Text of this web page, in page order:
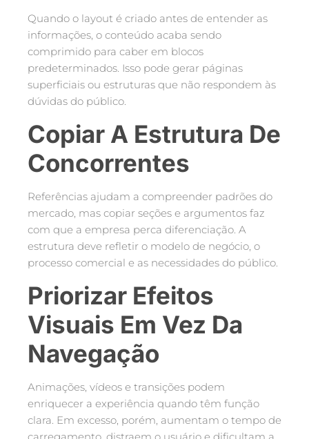
Quando o layout é criado antes de entender as
informações, o conteúdo acaba sendo
comprimido para caber em blocos
predeterminados. Isso pode gerar páginas
superficiais ou estruturas que não respondem às
dúvidas do público.
Copiar A Estrutura De
Concorrentes
Referências ajudam a compreender padrões do
mercado, mas copiar seções e argumentos faz
com que a empresa perca diferenciação. A
estrutura deve refletir o modelo de negócio, o
processo comercial e as necessidades do público.
Priorizar Efeitos
Visuais Em Vez Da
Navegação
Animações, vídeos e transições podem
enriquecer a experiência quando têm função
clara. Em excesso, porém, aumentam o tempo de